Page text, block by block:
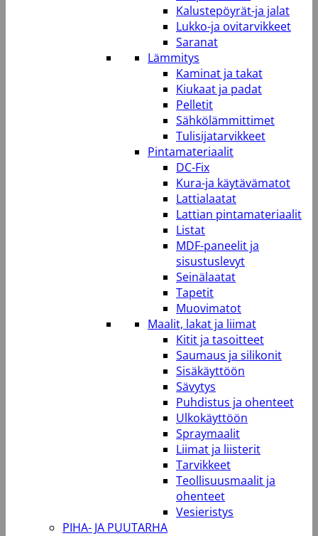
Kalustepöyrät-ja jalat
Lukko-ja ovitarvikkeet
Saranat
Lämmitys
Kaminat ja takat
Kiukaat ja padat
Pelletit
Sähkölämmittimet
Tulisijatarvikkeet
Pintamateriaalit
DC-Fix
Kura-ja käytävämatot
Lattialaatat
Lattian pintamateriaalit
Listat
MDF-paneelit ja
sisustuslevyt
Seinälaatat
Tapetit
Muovimatot
Maalit, lakat ja liimat
Kitit ja tasoitteet
Saumaus ja silikonit
Sisäkäyttöön
Sävytys
Puhdistus ja ohenteet
Ulkokäyttöön
Spraymaalit
Liimat ja liisterit
Tarvikkeet
Teollisuusmaalit ja
ohenteet
Vesieristys
PIHA- JA PUUTARHA